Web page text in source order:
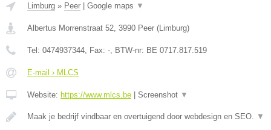
Limburg » Peer | Google maps ▼
Albertus Morrenstraat 52 3990 Peer (Limburg)
Tel: 0474937344 , Fax: - , BTW-nr: BE 0717.817.519
E-mail › MLCS
Website: https://www.mlcs.be | Screenshot ▼
Maak je bedrijf vindbaar en overtuigend door webdesign en SEO. ▼